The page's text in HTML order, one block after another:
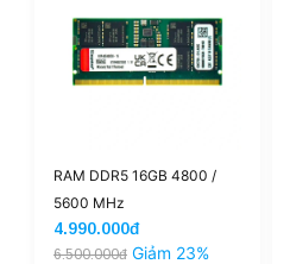
RAM DDR5 16GB 4800 /
5600 MHz
4.990.000đ
6.500.000đ Giảm 23%